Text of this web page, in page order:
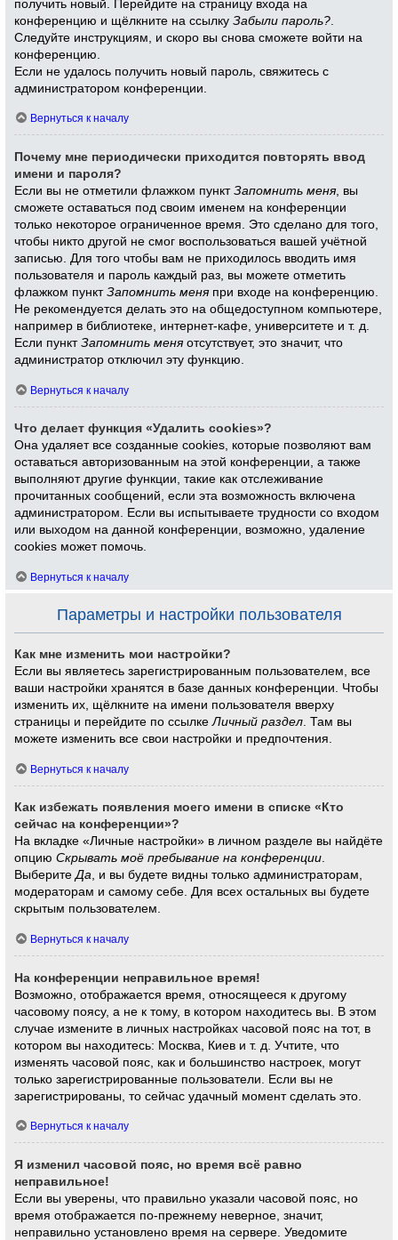
получить новый. Перейдите на страницу входа на
конференцию и щёлкните на ссылкуЗабыли пароль?
Следуйте инструкциям, и скоро вы снова сможете войти на
конференцию.
Если не удалось получить новый пароль, свяжитесь с
администратором конференции.
Вернуться к началу
Почему мне периодически приходится повторять ввод
имени и пароля?
Если вы не отметили флажком пунктЗапомнить меня , вы
сможете оставаться под своим именем на конференции
только некоторое ограниченное время. Это сделано для того,
чтобы никто другой не смог воспользоваться вашей учётной
записью. Для того чтобы вам не приходилось вводить имя
пользователя и пароль каждый раз, вы можете отметить
флажком пунктЗапомнить меня при входе на конференцию.
Не рекомендуется делать это на общедоступном компьютере,
например в библиотеке, интернет-кафе, университете и т. д.
Если пунктЗапомнить меня отсутствует, это значит, что
администратор отключил эту функцию.
Вернуться к началу
Что делает функция «Удалить cookies»?
Она удаляет все созданные cookies, которые позволяют вам
оставаться авторизованным на этой конференции, а также
выполняют другие функции, такие как отслеживание
прочитанных сообщений, если эта возможность включена
администратором. Если вы испытываете трудности со входом
или выходом на данной конференции, возможно, удаление
cookies может помочь.
Вернуться к началу
Параметры и настройки пользователя
Как мне изменить мои настройки?
Если вы являетесь зарегистрированным пользователем, все
ваши настройки хранятся в базе данных конференции. Чтобы
изменить их, щёлкните на имени пользователя вверху
страницы и перейдите по ссылкеЛичный раздел . Там вы
можете изменить все свои настройки и предпочтения.
Вернуться к началу
Как избежать появления моего имени в списке «Кто
сейчас на конференции»?
На вкладке «Личные настройки» в личном разделе вы найдёте
опциюСкрывать моё пребывание на конференции.
ВыберитеДа, и вы будете видны только администраторам,
модераторам и самому себе. Для всех остальных вы будете
скрытым пользователем.
Вернуться к началу
На конференции неправильное время!
Возможно, отображается время, относящееся к другому
часовому поясу, а не к тому, в котором находитесь вы. В этом
случае измените в личных настройках часовой пояс на тот, в
котором вы находитесь: Москва, Киев и т. д. Учтите, что
изменять часовой пояс, как и большинство настроек, могут
только зарегистрированные пользователи. Если вы не
зарегистрированы, то сейчас удачный момент сделать это.
Вернуться к началу
Я изменил часовой пояс, но время всё равно
неправильное!
Если вы уверены, что правильно указали часовой пояс, но
время отображается по-прежнему неверное, значит,
неправильно установлено время на сервере. Уведомите